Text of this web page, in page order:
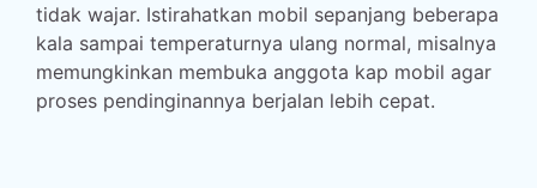
tidak wajar. Istirahatkan mobil sepanjang beberapa
kala sampai temperaturnya ulang normal, misalnya
memungkinkan membuka anggota kap mobil agar
proses pendinginannya berjalan lebih cepat.